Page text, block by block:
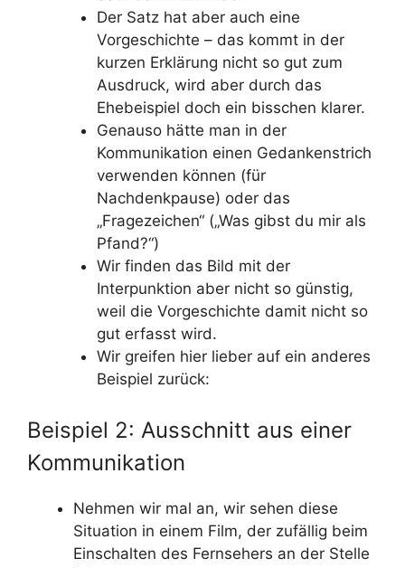
Der Satz hat aber auch eine
Vorgeschichte – das kommt in der
kurzen Erklärung nicht so gut zum
Ausdruck, wird aber durch das
Ehebeispiel doch ein bisschen klarer.
Genauso hätte man in der
Kommunikation einen Gedankenstrich
verwenden können (für
Nachdenkpause) oder das
„Fragezeichen“ („Was gibst du mir als
Pfand?“)
Wir finden das Bild mit der
Interpunktion aber nicht so günstig,
weil die Vorgeschichte damit nicht so
gut erfasst wird.
Wir greifen hier lieber auf ein anderes
Beispiel zurück:
Beispiel 2: Ausschnitt aus einer
Kommunikation
Nehmen wir mal an, wir sehen diese
Situation in einem Film, der zufällig beim
Einschalten des Fernsehers an der Stelle